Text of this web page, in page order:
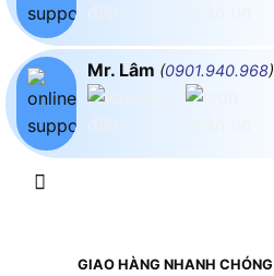
Mr. Lâm (0901.940.968)
GIAO HÀNG NHANH CHÓNG